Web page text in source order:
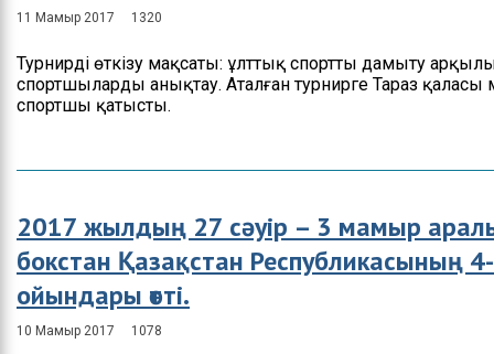
11 Мамыр 2017 1320
Турнирді өткізу мақсаты: ұлттық спортты дамыту
спортшыларды анықтау. Аталған турнирге Тараз
спортшы қатысты.
2017 жылдың 27 сәуір – 3 мамыр
бокстан Қазақстан Республикасының
ойындары өтті.
10 Мамыр 2017 1078